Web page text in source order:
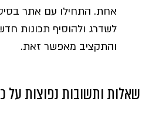
אחת. התחילו עם אתר
לשדרג ולהוסיף תכונות
והתקציב מאפשר זאת.
שאלות ותשובות נפוצות על